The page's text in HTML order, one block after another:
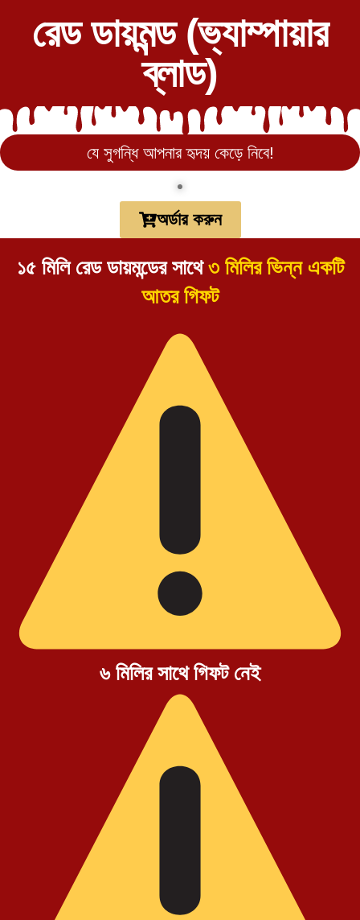
রেড ডায়মন্ড (ভ্যাম্পায়ার
ব্লাড)
যে সুগন্ধি আপনার হৃদয় কেড়ে নিবে!
অর্ডার করুন
১৫ মিলি রেড ডায়মন্ডের সাথে৩ মিলির ভিন্ন একটি
আতর গিফট
৬ মিলির সাথে গিফট নেই